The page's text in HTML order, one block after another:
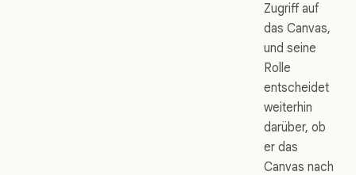
Zugriff auf
das Canvas,
und seine
Rolle
entscheidet
weiterhin
darüber, ob
er das
Canvas nach